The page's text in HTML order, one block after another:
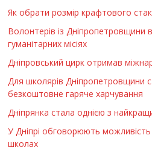
Як обрати розмір крафтового
Волонтерів із Дніпропетровщини
гуманітарних місіях
Дніпровський цирк отримав
Для школярів Дніпропетровщини
безкоштовне гаряче харчування
Дніпрянка стала однією з
У Дніпрі обговорюють
школах